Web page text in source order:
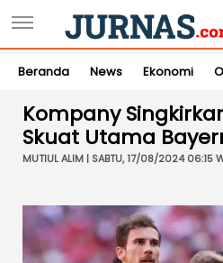
Beranda News Ekonomi
Kompany
Skuat Utama
MUTIUL ALIM | SABTU, 17/08/2024 06:15